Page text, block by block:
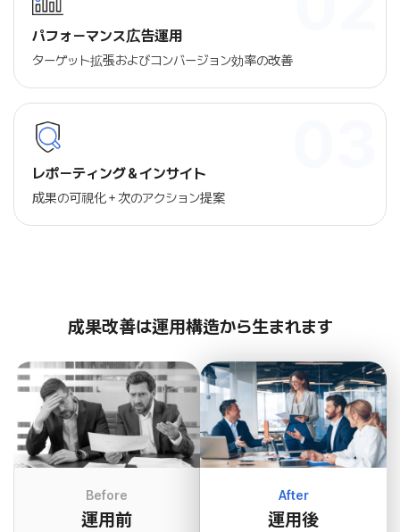
パフォーマンス広告運用
ターゲット拡張およびコンバージョン効率の改善
レポーティング＆インサイト
成果の可視化＋次のアクション提案
成果改善は運用構造から生まれます
Before
運用前
After
運用後